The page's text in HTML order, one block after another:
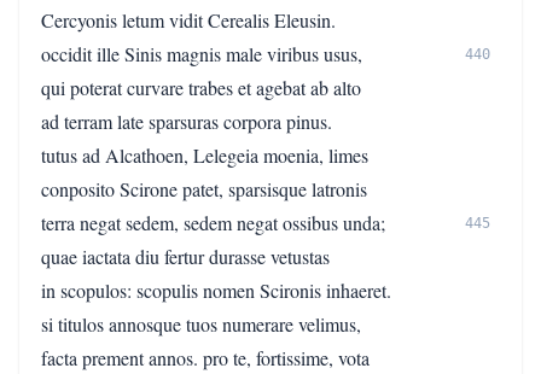
Cercyonis letum vidit Cerealis Eleusin.
occidit ille Sinis magnis male viribus usus,
440
qui poterat curvare trabes et agebat ab alto
ad terram late sparsuras corpora pinus.
tutus ad Alcathoen, Lelegeia moenia, limes
conposito Scirone patet, sparsisque latronis
terra negat sedem, sedem negat ossibus unda;
445
quae iactata diu fertur durasse vetustas
in scopulos: scopulis nomen Scironis inhaeret.
si titulos annosque tuos numerare velimus,
facta prement annos. pro te, fortissime, vota